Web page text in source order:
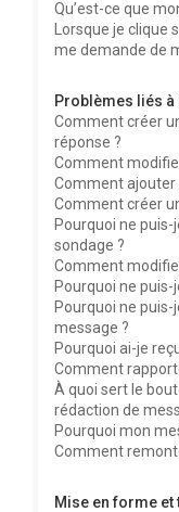
Qu’est-ce que
Lorsque je clique
me demande de
Problèmes liés
Comment créer
réponse ?
Comment
Comment ajouter
Comment créer
Pourquoi ne puis-
sondage ?
Comment
Pourquoi ne
Pourquoi ne
message ?
Pourquoi ai-je
Comment
À quoi sert le
rédaction de
Pourquoi mon
Comment
Mise en forme et